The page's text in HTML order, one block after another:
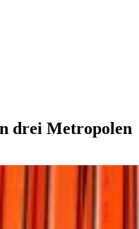
drei Metropolen